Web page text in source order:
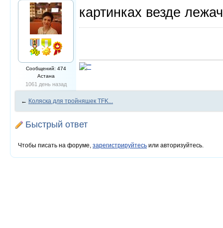
Сообщений: 474
Астана
1061 день назад
картинках везде
← Коляска для тройняшек TFK...
Быстрый ответ
Чтобы писать на форуме, зарегистрируйтесь или авторизуйтесь.